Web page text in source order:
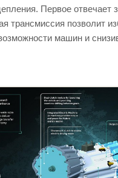
Первое отвечает
трансмиссия позволит
машин и